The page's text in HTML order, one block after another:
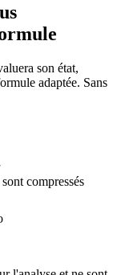
son état,
adaptée. Sans
compressés